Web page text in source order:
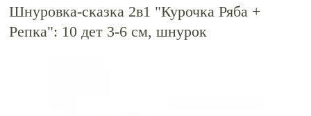
Шнуровка-сказка 2в1 "Курочка Ряба +
Репка": 10 дет 3-6 см, шнурок